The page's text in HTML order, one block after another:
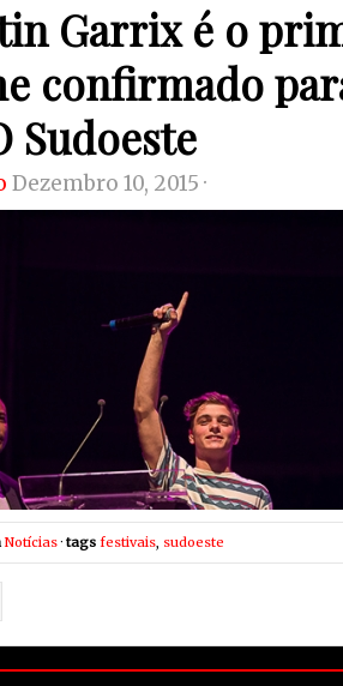
Garrix é o
confirmado
Sudoeste
Dezembro 10, 2015 ·
Notícias· tags festivais, sudoeste